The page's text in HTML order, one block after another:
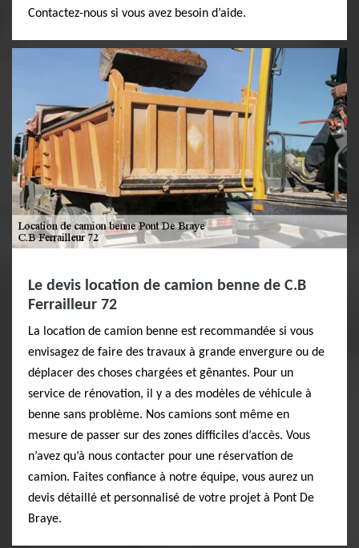
Contactez-nous si vous avez besoin d’aide.
Le devis location de camion benne de C.B
Ferrailleur 72
La location de camion benne est recommandée si vous
envisagez de faire des travaux à grande envergure ou de
déplacer des choses chargées et gênantes. Pour un
service de rénovation, il y a des modèles de véhicule à
benne sans problème. Nos camions sont même en
mesure de passer sur des zones difficiles d’accès. Vous
n’avez qu’à nous contacter pour une réservation de
camion. Faites confiance à notre équipe, vous aurez un
devis détaillé et personnalisé de votre projet à Pont De
Braye.